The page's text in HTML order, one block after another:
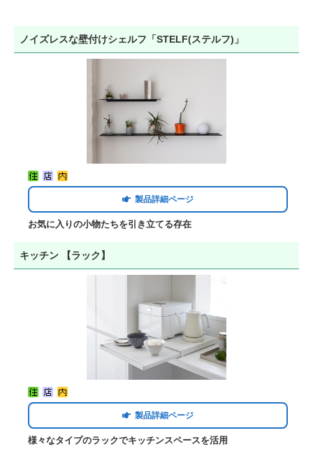
ノイズレスな壁付けシェルフ「STELF(ステルフ)」
製品詳細ページ
お気に入りの小物たちを引き立てる存在
キッチン 【ラック】
製品詳細ページ
様々なタイプのラックでキッチンスペースを活用